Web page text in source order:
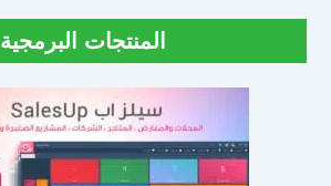
المنتجات البرمجية